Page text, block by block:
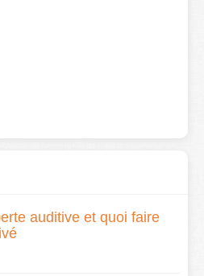
auditive et quoi faire